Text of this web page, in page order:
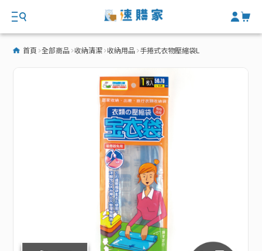
首頁 全部商品 收納清潔 收納用品 手捲式衣物壓縮袋L